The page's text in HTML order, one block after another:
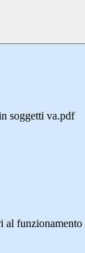
soggetti va.pdf
al